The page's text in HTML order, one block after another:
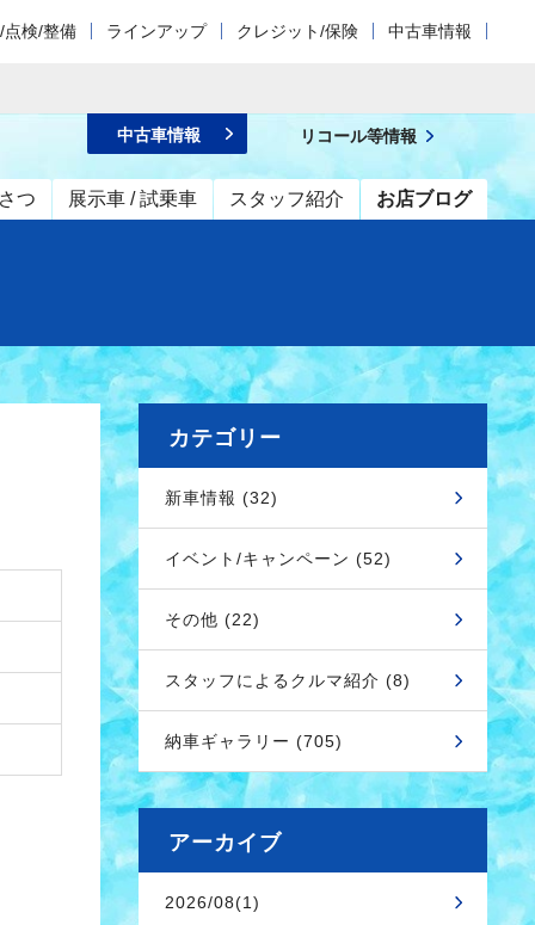
点検/整備 ラインアップ クレジット/保険 中古車情報
つ 展示車 / 試乗車 スタッフ紹介 お店ブログ
中古車情報 リコール等情報
カテゴリー
新車情報 (32)
イベント/キャンペーン (52)
その他 (22)
スタッフによるクルマ紹介 (8)
納車ギャラリー (705)
アーカイブ
2026/08(1)